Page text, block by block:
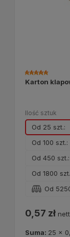
Karton
Ilość sztuk
Od 25 szt.:
Od 100 szt.:
Od 450 szt.:
Od 1800
Od
0,57 zł
Suma: 25 x